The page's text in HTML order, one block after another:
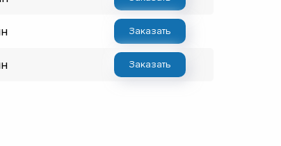
Заказать
Заказать